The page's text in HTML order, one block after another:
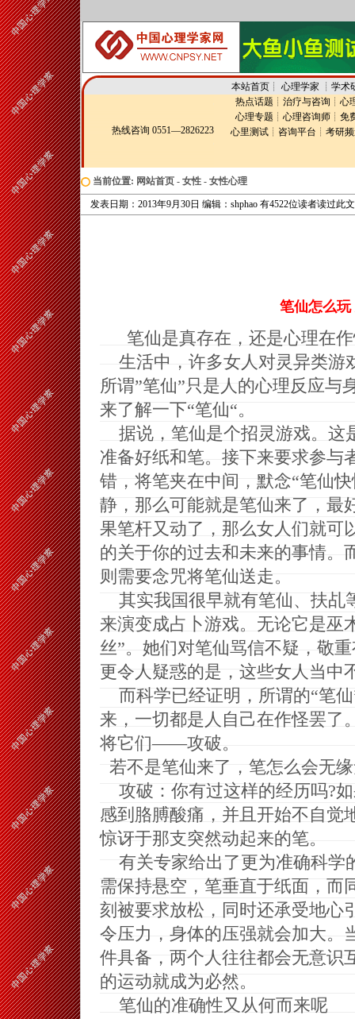
本站首页┊ 心理学家 ┊ 学术
热线咨询 0551—2826223
热点话题 ┊ 治疗与咨询 ┊ 心
心理专题 ┊ 心理咨询师 ┊ 免
心里测试 ┊ 咨询平台 ┊ 考研
当前位置: 网站首页 - 女性 - 女性心理
发表日期：2013年9月30日 编辑：shphao 有4522位读者读过此
笔仙怎么
笔仙是真存在，还是心理在
生活中，许多女人对灵异类游
所谓”笔仙”只是人的心理反应与
来了解一下“笔仙“。
据说，笔仙是个招灵游戏。这
准备好纸和笔。接下来要求参与
错，将笔夹在中间，默念“笔仙
静，那么可能就是笔仙来了，最
果笔杆又动了，那么女人们就可
的关于你的过去和未来的事情。
则需要念咒将笔仙送走。
其实我国很早就有笔仙、扶乩
来演变成占卜游戏。无论它是巫
丝”。她们对笔仙骂信不疑，敬
更令人疑惑的是，这些女人当中
而科学已经证明，所谓的“笔
来，一切都是人自己在作怪罢了
将它们——攻破。
若不是笔仙来了，笔怎么会无
攻破：你有过这样的经历吗?
感到胳膊酸痛，并且开始不自觉
惊讶于那支突然动起来的笔。
有关专家给出了更为准确科学
需保持悬空，笔垂直于纸面，而
刻被要求放松，同时还承受地心
令压力，身体的压强就会加大。
件具备，两个人往往都会无意识
的运动就成为必然。
笔仙的准确性又从何而来呢